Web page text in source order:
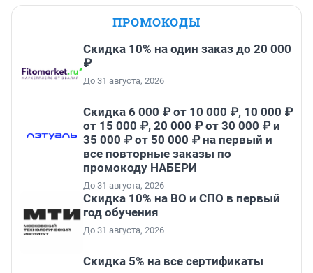
ПРОМОКОДЫ
Скидка 10% на один заказ до 20 000
₽
До 31 августа, 2026
Скидка 6 000 ₽ от 10 000 ₽, 10 000 ₽
от 15 000 ₽, 20 000 ₽ от 30 000 ₽ и
35 000 ₽ от 50 000 ₽ на первый и
все повторные заказы по
промокоду НАБЕРИ
До 31 августа, 2026
Скидка 10% на ВО и СПО в первый
год обучения
До 31 августа, 2026
Скидка 5% на все сертификаты